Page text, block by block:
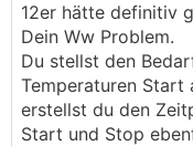
12er hätte definitiv
Dein Ww Problem.
Du stellst den
Temperaturen Start
erstellst du den
Start und Stop